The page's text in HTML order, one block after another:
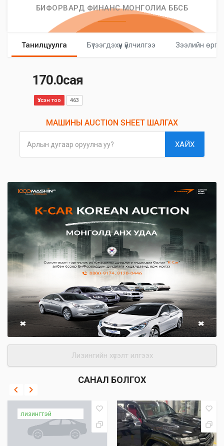
БИФОРВАРД ФИНАНС МОНГОЛИА ББСБ
Танилцуулга Бүтээгдэхүүн үйлчилгээ Зээлийн
170.0сая
Үзсэн тоо 463
МАШИНЫ AUCTION SHEET ШАЛГАХ
Арлын дугаар оруулна уу? ХАЙХ
Лизингийн хүсэлт илгээх
САНАЛ БОЛГОХ
лизингтэй